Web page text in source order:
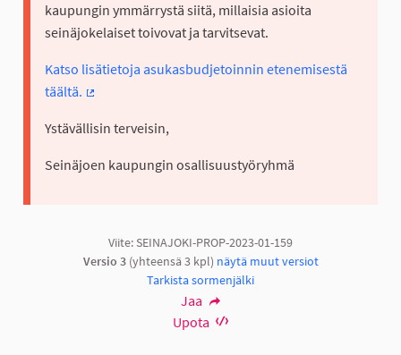
kaupungin ymmärrystä siitä, millaisia asioita
seinäjokelaiset toivovat ja tarvitsevat.
Katso lisätietoja asukasbudjetoinnin etenemisestä
täältä.
Ystävällisin terveisin,
Seinäjoen kaupungin osallisuustyöryhmä
Viite: SEINAJOKI-PROP-2023-01-159
Versio 3(yhteensä 3 kpl) näytä muut versiot
Tarkista sormenjälki
Jaa
Upota